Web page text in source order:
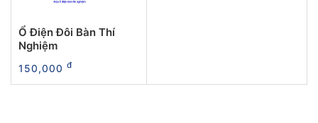
Ổ Điện Đôi Bàn Thí
Nghiệm
150,000 đ